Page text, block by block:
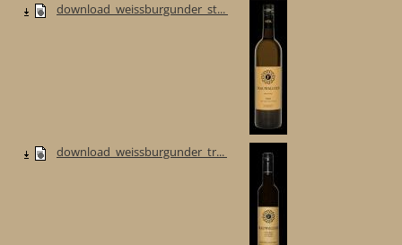
download_weissburgunder_st...
download_weissburgunder_tr...